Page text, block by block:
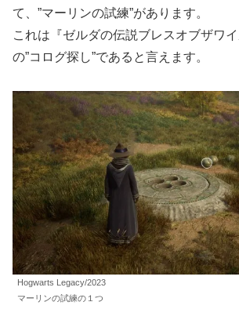
て、”マーリンの試練”があります。
これは『ゼルダの伝説ブレスオブザワ
の”コログ探し”であると言えます。
Hogwarts Legacy/2023
マーリンの試練の１つ